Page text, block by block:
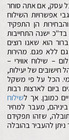
עסק, אם אתה סוחר
אפשרויות השילוח
הן התפקיד
ישנה התחייבות
הוא שאנו רוצים
ללא פגם. מהירות
– שילוח אווירי –
חישובים של יעילות,
ימי. הכל על פי משקל
ביום לארצות רבות
כמובן. אך לשילוח
ביניהם, מעבר למחיר
שזהו תפקידם
להעביר בהובלה